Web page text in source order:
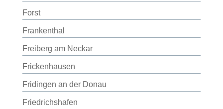
Forst
Frankenthal
Freiberg am Neckar
Frickenhausen
Fridingen an der Donau
Friedrichshafen